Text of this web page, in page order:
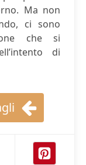
Ma non
ci sono
che si
di